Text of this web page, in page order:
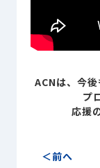
ACNは、今
プ
応援
前へ